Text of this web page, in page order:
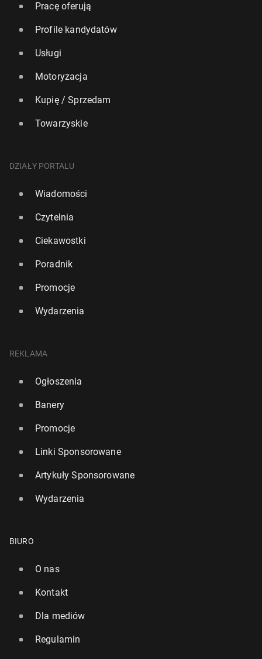
Pracę oferują
Profile kandydatów
Usługi
Motoryzacja
Kupię / Sprzedam
Towarzyskie
DZIAŁY PORTALU
Wiadomości
Czytelnia
Ciekawostki
Poradnik
Promocje
Wydarzenia
REKLAMA
Ogłoszenia
Banery
Promocje
Linki Sponsorowane
Artykuły Sponsorowane
Wydarzenia
BIURO
O nas
Kontakt
Dla mediów
Regulamin